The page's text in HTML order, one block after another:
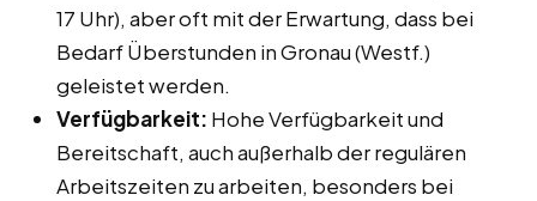
17 Uhr), aber oft mit der Erwartung, dass bei
Bedarf Überstunden in Gronau (Westf.)
geleistet werden.
Verfügbarkeit: Hohe Verfügbarkeit und
Bereitschaft, auch außerhalb der regulären
Arbeitszeiten zu arbeiten, besonders bei